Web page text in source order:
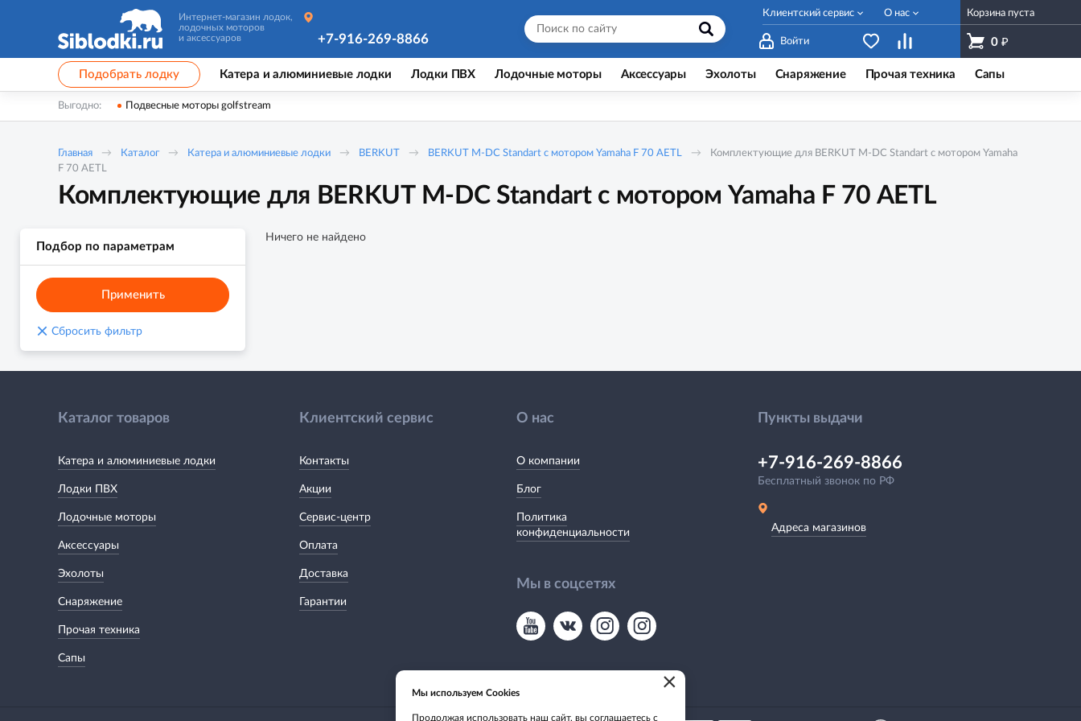
Интернет-магазин лодок,
лодочных моторов
и аксессуаров
Войти
Корзина пуста
0 ₽
+7-916-269-8866
Клиентский сервис О нас
Подобрать лодку Катера и алюминиевые лодки Лодки ПВХ Лодочные моторы Аксессуары Эхолоты Снаряжение Прочая техника Сапы
Выгодно: Подвесные моторы golfstream
Главная Каталог Катера и алюминиевые лодки BERKUT BERKUT M-DC Standart с мотором Yamaha F 70 AETL
Комплектующие для BERKUT M-DC Standart с мотором Yamaha
F 70 AETL
Комплектующие для BERKUT M-DC Standart с мотором Yamaha F 70 AETL
Подбор по параметрам
Применить
× Сбросить фильтр
Ничего не найдено
Каталог товаров
Катера и алюминиевые лодки
Лодки ПВХ
Лодочные моторы
Аксессуары
Эхолоты
Снаряжение
Прочая техника
Сапы
Клиентский сервис
Контакты
Акции
Сервис-центр
Оплата
Доставка
Гарантии
О нас
О компании
Блог
Политика
конфиденциальности
Мы в соцсетях
Пункты выдачи
+7-916-269-8866
Бесплатный звонок по РФ
Адреса магазинов
×
Мы используем Cookies
Продолжая использовать наш сайт, вы соглашаетесь с